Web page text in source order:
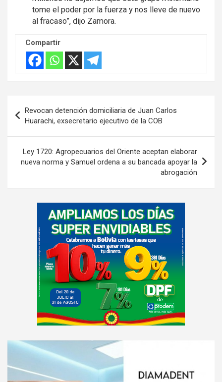
m
e
t
:
tome el poder por la fuerza y nos lleve de nuevo
al fracaso”, dijo Zamora.
Compartir
de
entradas
Revocan detención domiciliaria de Juan Carlos
Huarachi, exsecretario ejecutivo de la COB
Ley 1720: Agropecuarios del Oriente aceptan elaborar
nueva norma y Samuel ordena a su bancada apoyar la
abrogación
e
A
v